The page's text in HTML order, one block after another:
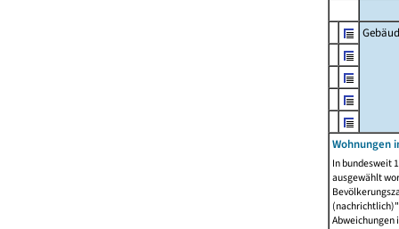
Wohnungen
In bundesweit
ausgewählt
Abweichungen